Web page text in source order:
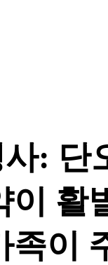
: 단
이 활
족이